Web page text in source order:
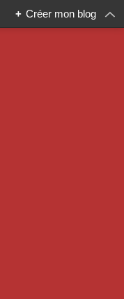
+ Créer mon blog